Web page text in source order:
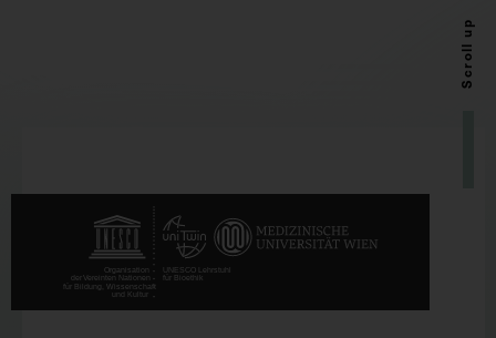
Scroll up